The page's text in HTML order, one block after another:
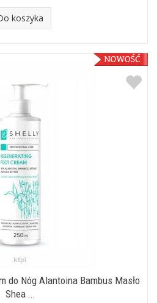
koszyka
do Nóg Alantoina Bambus Masło
Shea ...